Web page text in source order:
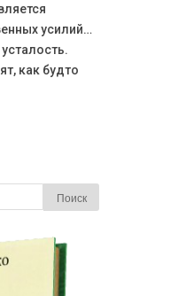
усилий…
как будто